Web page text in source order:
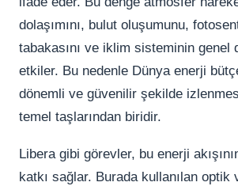
dolaşımını, bulut oluşumunu,
tabakasını ve iklim sisteminin genel
etkiler. Bu nedenle Dünya enerji
dönemli ve güvenilir şekilde
temel taşlarından biridir.
Libera gibi görevler, bu enerji
katkı sağlar. Burada kullanılan optik